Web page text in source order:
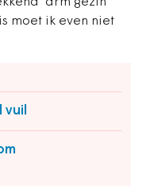
moet ik even niet